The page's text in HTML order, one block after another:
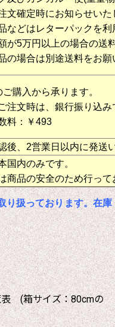
文確定時にお知らせいた
などはレターパックを利
が5万円以上の場合の送
の場合は別途送料をお願
ご購入から承ります。
注文時は、銀行振り込
料：￥493
後、2営業日以内に発送
国内のみです。
商品の安全のため行って
り扱っております。在庫
(箱サイズ：80cmの